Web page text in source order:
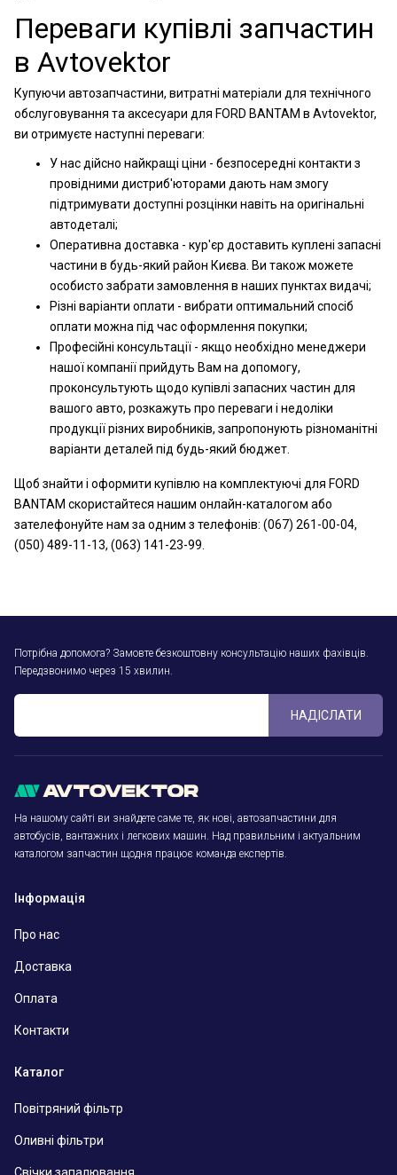
Переваги купівлі запчастин
в Avtovektor
Купуючи автозапчастини, витратні матеріали для технічного
обслуговування та аксесуари для FORD BANTAM в Avtovektor,
ви отримуєте наступні переваги:
У нас дійсно найкращі ціни - безпосередні контакти з
провідними дистриб'юторами дають нам змогу
підтримувати доступні розцінки навіть на оригінальні
автодеталі;
Оперативна доставка - кур'єр доставить куплені запасні
частини в будь-який район Києва. Ви також можете
особисто забрати замовлення в наших пунктах видачі;
Різні варіанти оплати - вибрати оптимальний спосіб
оплати можна під час оформлення покупки;
Професійні консультації - якщо необхідно менеджери
нашої компанії прийдуть Вам на допомогу,
проконсультують щодо купівлі запасних частин для
вашого авто, розкажуть про переваги і недоліки
продукції різних виробників, запропонують різноманітні
варіанти деталей під будь-який бюджет.
Щоб знайти і оформити купівлю на комплектуючі для FORD
BANTAM скористайтеся нашим онлайн-каталогом або
зателефонуйте нам за одним з телефонів: (067) 261-00-04,
(050) 489-11-13, (063) 141-23-99.
Потрібна допомога? Замовте безкоштовну консультацію наших фахівців.
Передзвонимо через 15 хвилин.
НАДІСЛАТИ
На нашому сайті ви знайдете саме те, як нові, автозапчастини для
автобусів, вантажних і легкових машин. Над правильним і актуальним
каталогом запчастин щодня працює команда експертів.
Інформація
Про нас
Доставка
Оплата
Контакти
Каталог
Повітряний фільтр
Оливні фільтри
Свічки запалювання